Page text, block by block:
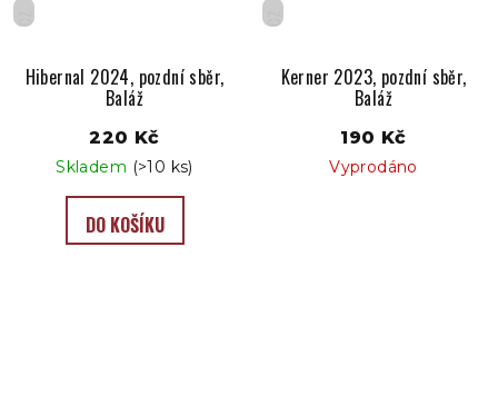
CZ
Hibernal 2024, pozdní sběr,
Baláž
220 Kč
Skladem (>10 ks)
DO KOŠÍKU
CZ
Kerner 2023, pozdní sběr,
Baláž
190 Kč
Vyprodáno